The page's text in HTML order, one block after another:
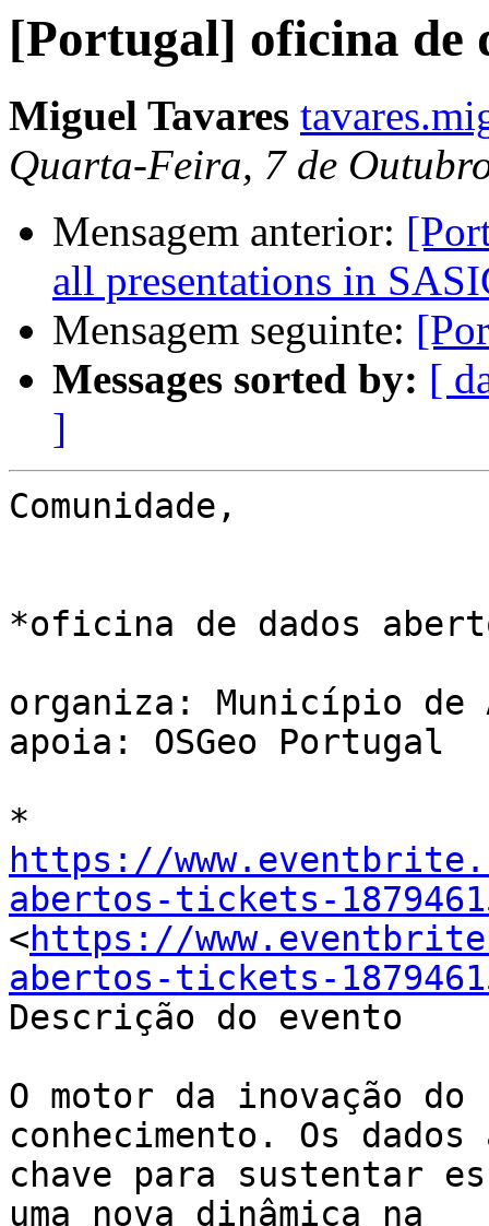
[Portugal] oficina de
Miguel Tavares
Quarta-Feira, 7 de
Mensagem anterior:
all presentations in
Mensagem seguinte:
Messages sorted by: [
]
Comunidade,
*oficina de dados
organiza: Município de
apoia: OSGeo Portugal
https://
abertos-tickets-
<https://
abertos-tickets-
Descrição do evento
O motor da inovação
conhecimento. Os
chave para sustentar
uma nova dinâmica na